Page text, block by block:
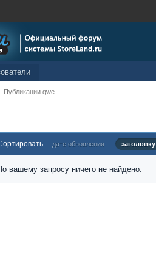
Публикации qwe
дате обновления заголовку
вашему запросу ничего не найдено.